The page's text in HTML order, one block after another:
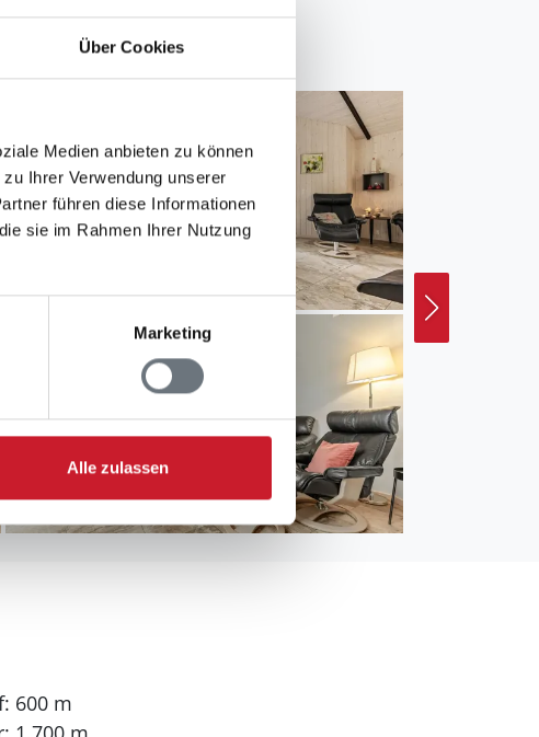
Über Cookies
Medien anbieten zu können
Ihrer Verwendung unserer
führen diese Informationen
sie im Rahmen Ihrer Nutzung
Marketing
Alle zulassen
600 m